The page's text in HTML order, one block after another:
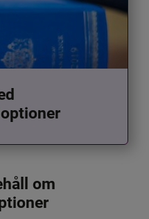
om